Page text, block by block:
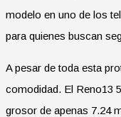
modelo en uno de los
para quienes buscan
A pesar de toda esta
comodidad. El Reno13
grosor de apenas 7.24